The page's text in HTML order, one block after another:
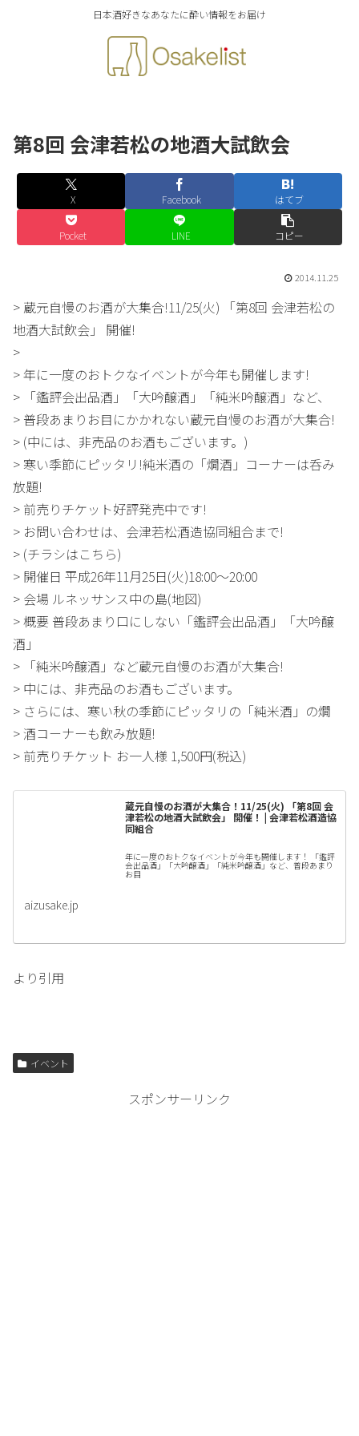
日本酒好きなあなたに酔い情報をお届け
第8回 会津若松の地酒大試飲会
X Facebook はてブ
Pocket LINE コピー
2014.11.25
> 蔵元自慢のお酒が大集合!11/25(火) 「第8回 会津若松の
地酒大試飲会」 開催!
>
> 年に一度のおトクなイベントが今年も開催します!
> 「鑑評会出品酒」「大吟醸酒」「純米吟醸酒」など、
> 普段あまりお目にかかれない蔵元自慢のお酒が大集合!
> (中には、非売品のお酒もございます。)
> 寒い季節にピッタリ!純米酒の「燗酒」コーナーは呑み
放題!
> 前売りチケット好評発売中です!
> お問い合わせは、会津若松酒造協同組合まで!
> (チラシはこちら)
> 開催日 平成26年11月25日(火)18:00～20:00
> 会場 ルネッサンス中の島(地図)
> 概要 普段あまり口にしない「鑑評会出品酒」「大吟醸
酒」
> 「純米吟醸酒」など蔵元自慢のお酒が大集合!
> 中には、非売品のお酒もございます。
> さらには、寒い秋の季節にピッタリの「純米酒」の燗
> 酒コーナーも飲み放題!
> 前売りチケット お一人様 1,500円(税込)
蔵元自慢のお酒が大集合！11/25(火) 「第8回 会
津若松の地酒大試飲会」 開催！ | 会津若松酒造協
同組合
年に一度のおトクなイベントが今年も開催します！ 「鑑評
会出品酒」「大吟醸酒」「純米吟醸酒」など、普段あまり
お目
aizusake.jp
より引用
イベント
スポンサーリンク